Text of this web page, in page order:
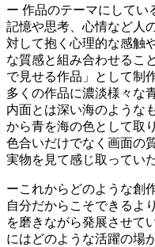
ー 作品のテーマにしてい
記憶や思考、心情など人
対して抱く心理的な感触
な質感と組み合わせるこ
で見せる作品」として制
多くの作品に濃淡様々な
内面とは深い海のような
から青を海の色として取
色合いだけでなく画面の
実物を見て感じ取ってい
ーこれからどのような創
自分だからこそできるよ
を磨きながら発展させて
にはどのような活躍の場